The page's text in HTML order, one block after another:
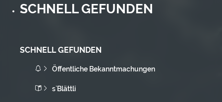
SCHNELL GEFUNDEN
SCHNELL GEFUNDEN
Öffentliche Bekanntmachungen
s`Blättli